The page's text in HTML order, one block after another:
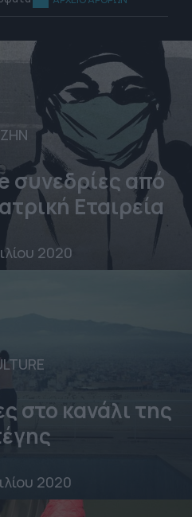
ΖΗΝ
συνεδρίες από
Εταιρεία
2020
στο κανάλι της
2020